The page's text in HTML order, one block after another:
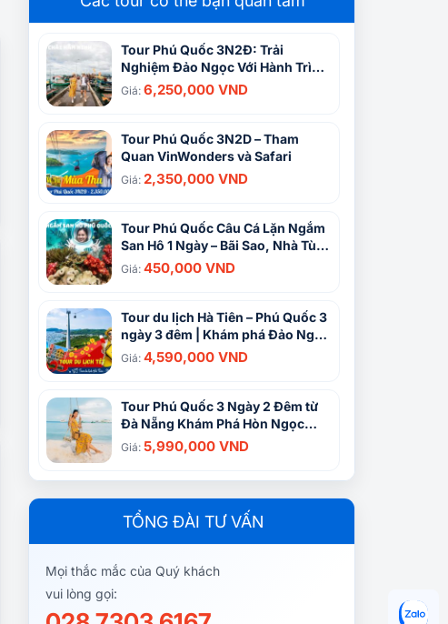
Tour Phú Quốc 3N2Đ: Trải
Nghiệm Đảo Ngọc Với Hành Trình
Khám Phá Văn Hóa Và Thiên
Nhiên Kỳ Thú
Giá: 6,250,000 VND
Tour Phú Quốc 3N2D – Tham
Quan VinWonders và Safari
Giá: 2,350,000 VND
Tour Phú Quốc Câu Cá Lặn Ngắm
San Hô 1 Ngày – Bãi Sao, Nhà Tù
Phú Quốc
Giá: 450,000 VND
Tour du lịch Hà Tiên – Phú Quốc 3
ngày 3 đêm | Khám phá Đảo Ngọc
từ TP HCM
Giá: 4,590,000 VND
Tour Phú Quốc 3 Ngày 2 Đêm từ
Đà Nẵng Khám Phá Hòn Ngọc
Biển Đông
Giá: 5,990,000 VND
TỔNG ĐÀI TƯ VẤN
Mọi thắc mắc của Quý khách
vui lòng gọi: